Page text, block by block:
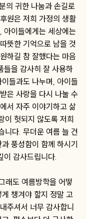
의 귀한 나눔과 손길로
원은 저희 가정의 생활
아이들에게는 세상에는
뜻한 기억으로 남을 것
하길 참 잘했다는 마음
들을 감사히 잘 사용하
들과도 나누며, 아이들
은 사랑을 다시 나눌 수
서 자주 이야기하고 삶
이 헛되지 않도록 저희
니다. 무더운 여름 늘 건
풍성함이 함께 하시기
이 감사드립니다.
래도 여름방학을 어떻
챙겨야 할지 정말 고
주셔서 너무 감사합니